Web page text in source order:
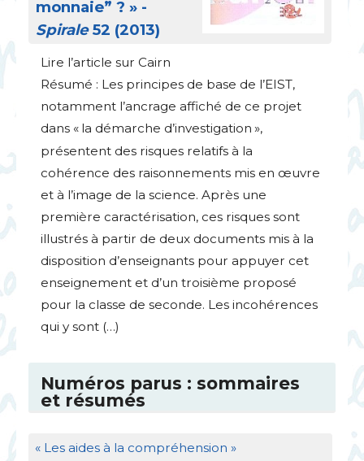
monnaie” ? » -
Spirale52 (2013)
Lire l’article sur Cairn
Résumé : Les principes de base de l’EIST,
notamment l’ancrage affiché de ce projet
dans « la démarche d’investigation »,
présentent des risques relatifs à la
cohérence des raisonnements mis en œuvre
et à l’image de la science. Après une
première caractérisation, ces risques sont
illustrés à partir de deux documents mis à la
disposition d’enseignants pour appuyer cet
enseignement et d’un troisième proposé
pour la classe de seconde. Les incohérences
qui y sont (…)
Numéros parus : sommaires
et résumés
« Les aides à la compréhension »